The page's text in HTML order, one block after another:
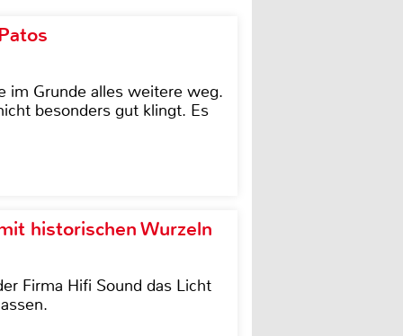
im Grunde alles weitere weg.
besonders gut klingt. Es
historischen Wurzeln
Firma Hifi Sound das Licht